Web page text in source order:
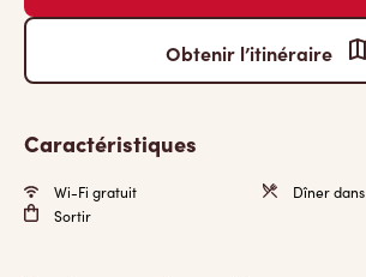
Obtenir l’itinéraire
Caractéristiques
Wi-Fi gratuit
Dîner dans
Sortir